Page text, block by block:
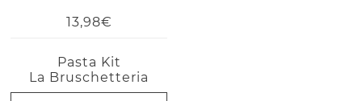
13,98€
Pasta Kit
La Bruschetteria